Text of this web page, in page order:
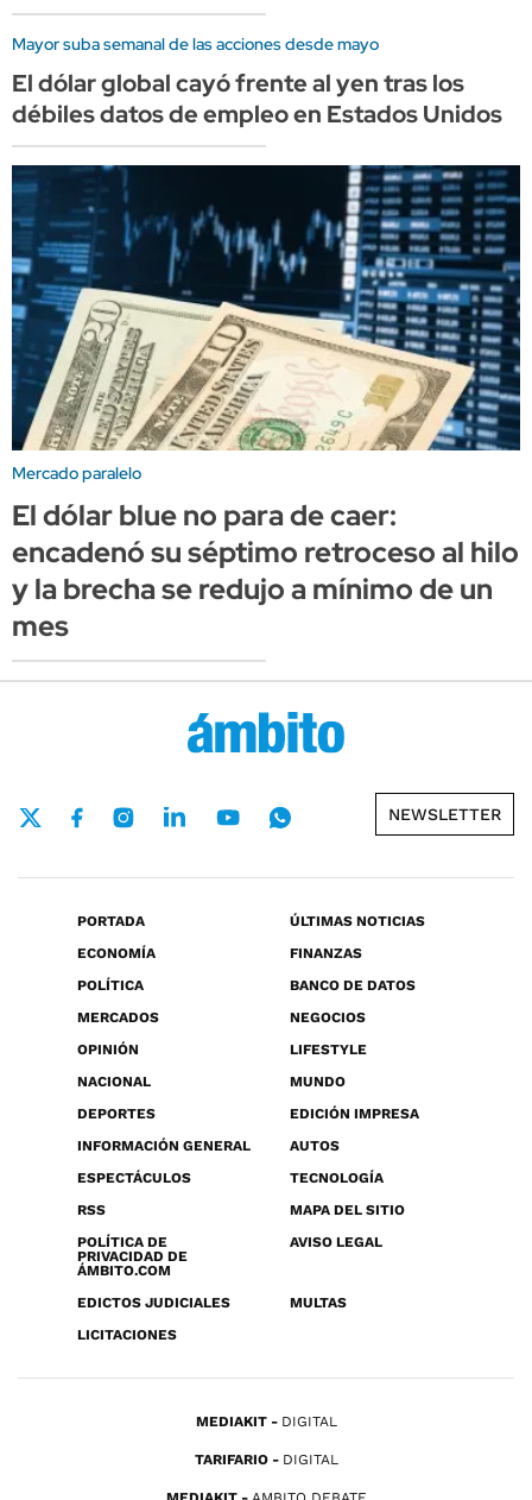
Mayor suba semanal de las acciones desde mayo
El dólar global cayó frente al yen tras los
débiles datos de empleo en Estados Unidos
Mercado paralelo
El dólar blue no para de caer:
encadenó su séptimo retroceso al hilo
y la brecha se redujo a mínimo de un
mes
NEWSLETTER
PORTADA
ÚLTIMAS NOTICIAS
ECONOMÍA
FINANZAS
POLÍTICA
BANCO DE DATOS
MERCADOS
NEGOCIOS
OPINIÓN
LIFESTYLE
NACIONAL
MUNDO
DEPORTES
EDICIÓN IMPRESA
INFORMACIÓN GENERAL
AUTOS
ESPECTÁCULOS
TECNOLOGÍA
RSS
MAPA DEL SITIO
POLÍTICA DE
PRIVACIDAD DE
ÁMBITO.COM
AVISO LEGAL
EDICTOS JUDICIALES
MULTAS
LICITACIONES
MEDIAKIT DIGITAL
TARIFARIO DIGITAL